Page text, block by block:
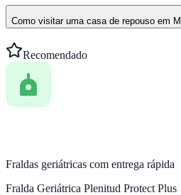
Como visitar uma casa de repouso em
Recomendado
Fraldas geriátricas com entrega rápida
Fralda Geriátrica Plenitud Protect Plus